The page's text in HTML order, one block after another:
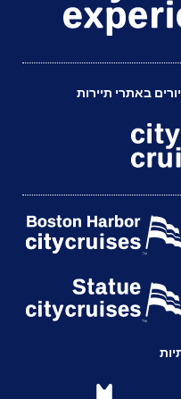
באתרי תיירות